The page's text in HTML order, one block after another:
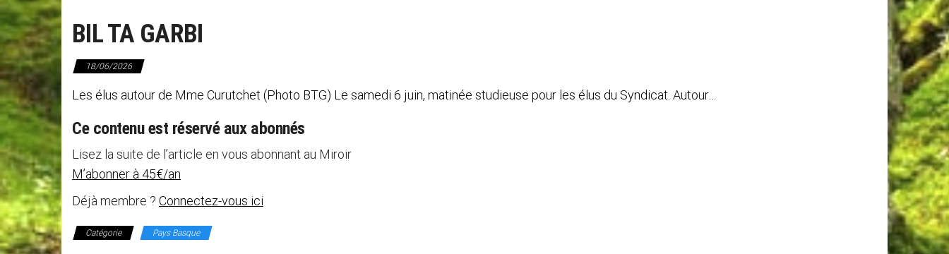
BIL TA GARBI
18/06/2026
Les élus autour de Mme Curutchet (Photo BTG) Le samedi 6 juin, matinée studieuse pour les élus du Syndicat. Autour…
Ce contenu est réservé aux abonnés
Lisez la suite de l’article en vous abonnant au Miroir
M’abonner à 45€/an
Déjà membre ? Connectez-vous ici
Catégorie Pays Basque